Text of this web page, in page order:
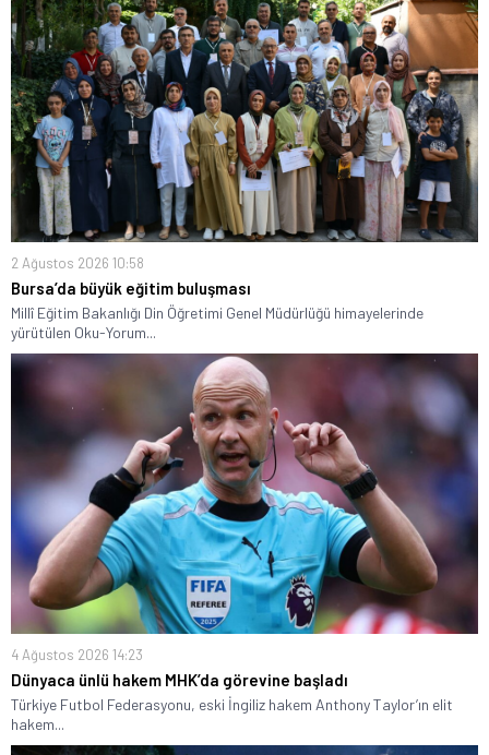
2 Ağustos 2026 10:58
Bursa’da büyük eğitim buluşması
Millî Eğitim Bakanlığı Din Öğretimi Genel Müdürlüğü himayelerinde
yürütülen Oku-Yorum...
4 Ağustos 2026 14:23
Dünyaca ünlü hakem MHK’da görevine başladı
Türkiye Futbol Federasyonu, eski İngiliz hakem Anthony Taylor’ın elit
hakem...